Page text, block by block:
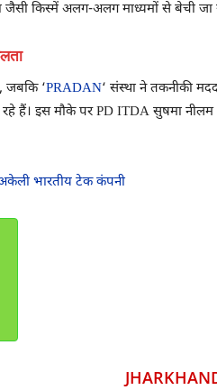
किस्में अलग-अलग माध्यमों से बेची जा
जबकि ‘PRADAN‘ संस्था ने तकनीकी
इस मौके पर PD ITDA सुषमा नीलम
भारतीय टेक कंपनी